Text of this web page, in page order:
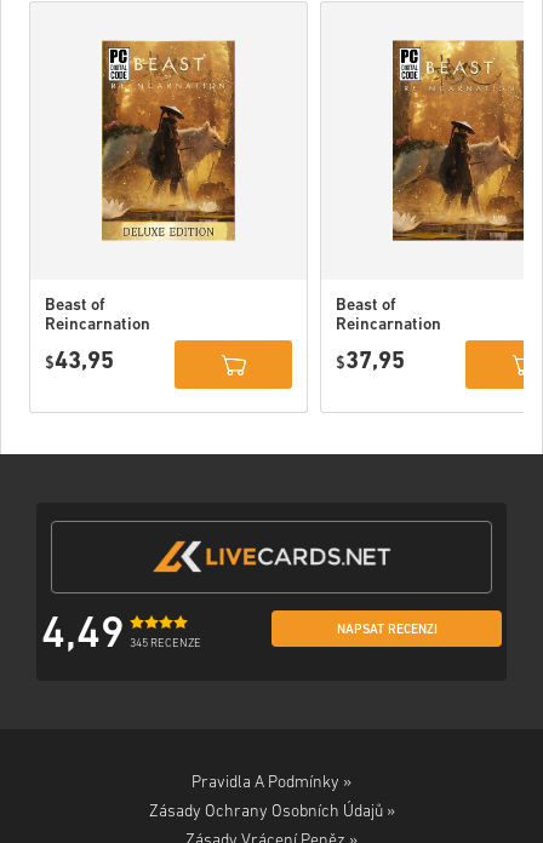
Beast of
Reincarnation
PC (STEAM)
$43,95
Beast of
Reincarnation
$37,95
4,49 345 RECENZE
NAPSAT RECENZI
Pravidla A Podmínky »
Zásady Ochrany Osobních Údajů »